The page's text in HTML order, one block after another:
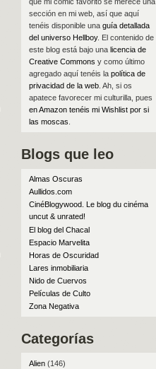
sección en mi web, así que aquí
tenéis disponible una guía detallada
del universo Hellboy. El contenido de
este blog está bajo una licencia de
Creative Commons y como último
agregado aquí tenéis la política de
privacidad de la web. Ah, si os
apatece favorecer mi culturilla, pues
en Amazon tenéis mi Wishlist por si
las moscas
Blogs que leo
Almas Oscuras
Aullidos.com
CinéBlogywood. Le blog du cinéma
uncut & unrated!
El blog del Chacal
Espacio Marvelita
Horas de Oscuridad
Lares inmobiliaria
Nido de Cuervos
Películas de Culto
Zona Negativa
Categorías
Alien(146)